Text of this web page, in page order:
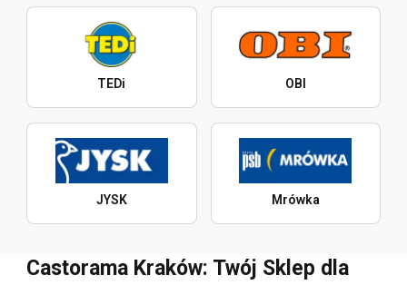
TEDi OBI
JYSK Mrówka
Castorama Kraków: Twój Sklep dla